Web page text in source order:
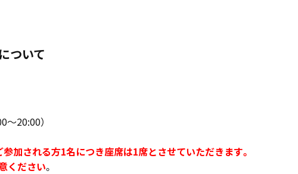
ついて
20:00）
加される方1名につき座席は1席とさせていただきます。
ください。